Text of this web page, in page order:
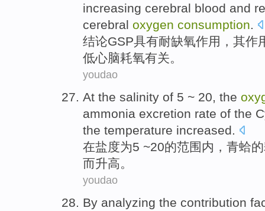
increasing cerebral blood and
cerebral oxygen consumption.
结论GSP具有耐缺氧作用 ，其作
低心脑耗氧有关。
youdao
At the salinity of 5 ~ 20, the
ammonia excretion rate of the
the temperature increased.
在盐度为5 ~20的范围内，青蛤的
而升高。
youdao
By analyzing the contribution